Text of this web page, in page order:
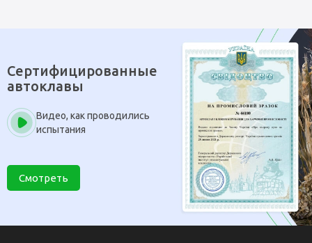
Сертифицированные
автоклавы
Видео, как проводились
испытания
Смотреть